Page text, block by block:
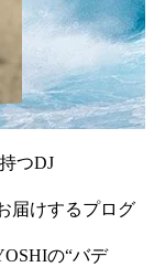
つDJ
届けするプログ
の“バデ